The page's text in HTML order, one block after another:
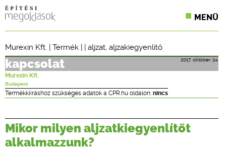
MENÜ
ONLINE KÉPZÉSEK
Murexin Kft. | Termék | | aljzat, aljzakiegyenlítő
2017. október 24.
kapcsolat
Murexin Kft.
Budapest
Termékkiíráshoz szükséges adatok a CPR.hu oldalon: nincs
Mikor milyen aljzatkiegyenlítőt
alkalmazzunk?